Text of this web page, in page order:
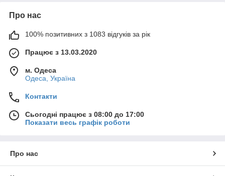
Про нас
100% позитивних з 1083 відгуків за рік
Працює з 13.03.2020
м. Одеса
Одеса, Україна
Контакти
Сьогодні працює з 08:00 до 17:00
Показати весь графік роботи
Про нас